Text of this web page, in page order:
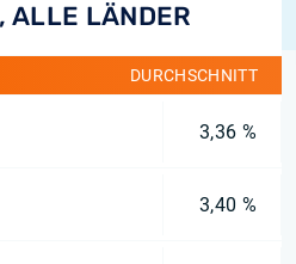
ALLE LÄNDER
DURCHSCHNITT
3,36 %
3,40 %